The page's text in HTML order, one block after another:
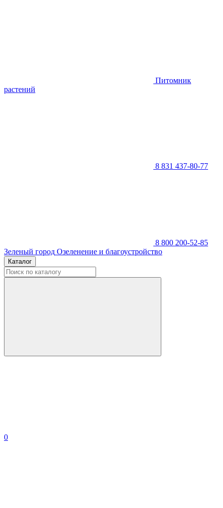
Питомник
растений
8 831 437-80-77
8 800 200-52-85
Зеленый город Озеленение и благоустройство
Каталог
0